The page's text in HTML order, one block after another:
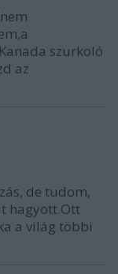
szurkoló
az
de tudom,
hagyott.Ott
a világ többi